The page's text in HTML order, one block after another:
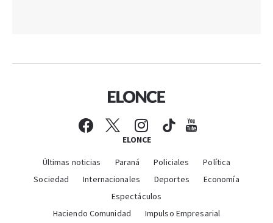
ELONCE
Últimas noticias Paraná Policiales
Política
Sociedad
Internacionales Deportes
Economía
Espectáculos
Haciendo Comunidad
Impulso Empresarial